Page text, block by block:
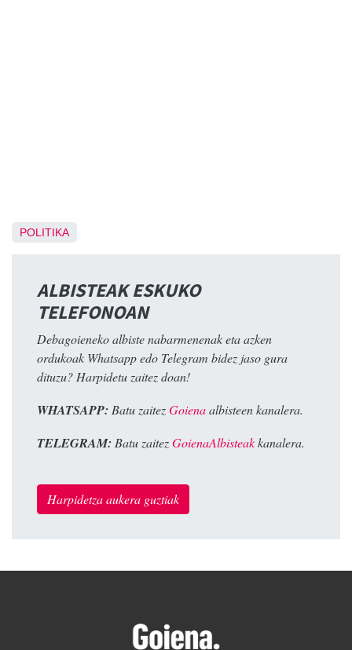
POLITIKA
ALBISTEAK ESKUKO
TELEFONOAN
Debagoieneko albiste nabarmenenak eta azken
ordukoak Whatsapp edo Telegram bidez jaso gura
dituzu? Harpidetu zaitez doan!
WHATSAPP: Batu zaitezGoienaalbisteen kanalera.
TELEGRAM: Batu zaitezGoienaAlbisteakkanalera.
Harpidetza aukera guztiak